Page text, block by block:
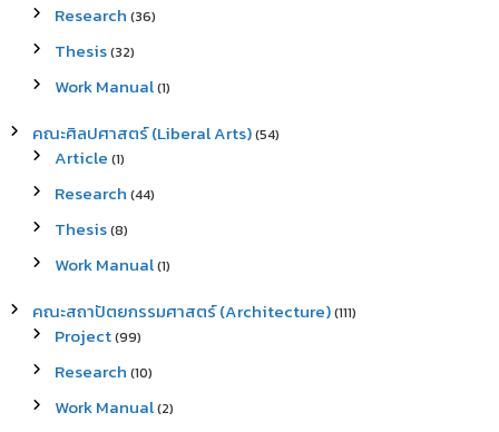
Research (36)
Thesis(32)
Work Manual(1)
คณะศิลปศาสตร์ (Liberal Arts)(54)
Article (1)
Research (44)
Thesis(8)
Work Manual(1)
คณะสถาปัตยกรรมศาสตร์ (Architecture)(111)
Project(99)
Research (10)
Work Manual(2)